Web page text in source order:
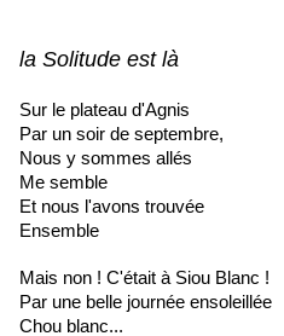
la Solitude est là
Sur le plateau d'Agnis
Par un soir de septembre,
Nous y sommes allés
Me semble
Et nous l'avons trouvée
Ensemble
Mais non ! C'était à Siou Blanc !
Par une belle journée ensoleillée
Chou blanc...